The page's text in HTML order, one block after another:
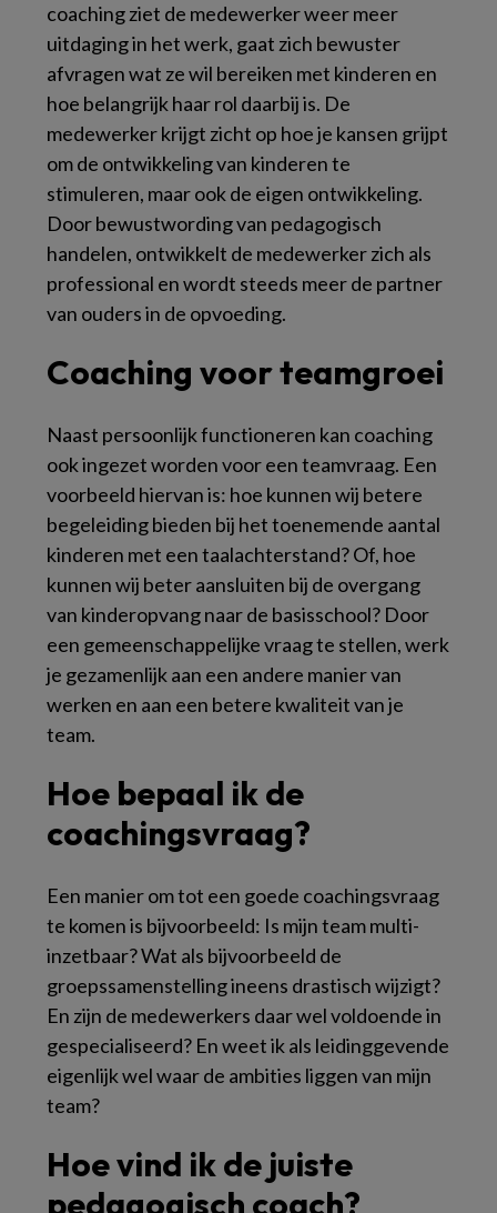
coaching ziet de medewerker weer meer
uitdaging in het werk, gaat zich bewuster
afvragen wat ze wil bereiken met kinderen en
hoe belangrijk haar rol daarbij is. De
medewerker krijgt zicht op hoe je kansen grijpt
om de ontwikkeling van kinderen te
stimuleren, maar ook de eigen ontwikkeling.
Door bewustwording van pedagogisch
handelen, ontwikkelt de medewerker zich als
professional en wordt steeds meer de partner
van ouders in de opvoeding.
Coaching voor teamgroei
Naast persoonlijk functioneren kan coaching
ook ingezet worden voor een teamvraag. Een
voorbeeld hiervan is: hoe kunnen wij betere
begeleiding bieden bij het toenemende aantal
kinderen met een taalachterstand? Of, hoe
kunnen wij beter aansluiten bij de overgang
van kinderopvang naar de basisschool? Door
een gemeenschappelijke vraag te stellen, werk
je gezamenlijk aan een andere manier van
werken en aan een betere kwaliteit van je
team.
Hoe bepaal ik de
coachingsvraag?
Een manier om tot een goede coachingsvraag
te komen is bijvoorbeeld: Is mijn team multi-
inzetbaar? Wat als bijvoorbeeld de
groepssamenstelling ineens drastisch wijzigt?
En zijn de medewerkers daar wel voldoende in
gespecialiseerd? En weet ik als leidinggevende
eigenlijk wel waar de ambities liggen van mijn
team?
Hoe vind ik de juiste
pedagogisch coach?